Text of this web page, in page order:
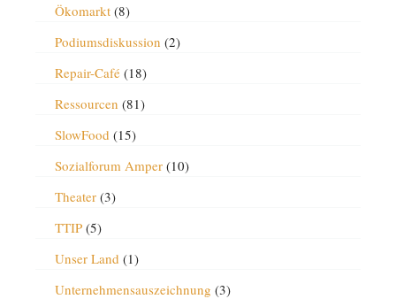
Ökomarkt(8)
Podiumsdiskussion (2)
Repair-Café(18)
Ressourcen (81)
SlowFood (15)
Sozialforum Amper(10)
Theater(3)
TTIP(5)
Unser Land (1)
Unternehmensauszeichnung (3)